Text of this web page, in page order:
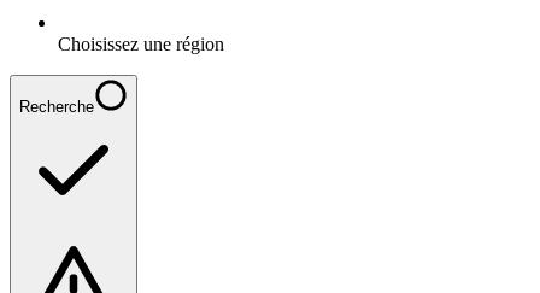
Choisissez une région
Recherche